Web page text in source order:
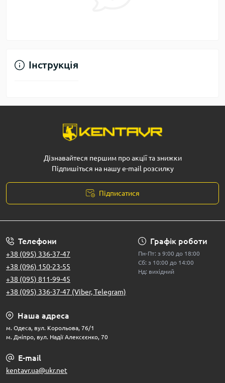
Інструкція
Дізнавайтеся першим про акції та знижки
Підпишіться на нашу e-mail розсилку
Підписатися
Телефони
+38 (095) 336-37-47
+38 (096) 150-23-55
+38 (095) 811-99-45
+38 (095) 336-37-47 (Viber, Telegram)
Графік роботи
Пн-Пт: з 9:00 до 18:00
Сб: з 10:00 до 14:00
Нд: вихідний
Наша адреса
м. Одеса, вул. Корольова, 76/1
м. Дніпро, вул. Надії Алексєєнко, 70
E-mail
kentavr.ua@ukr.net